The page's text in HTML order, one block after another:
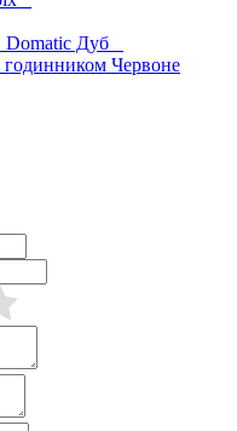
Domatic Дуб
годинником Червоне